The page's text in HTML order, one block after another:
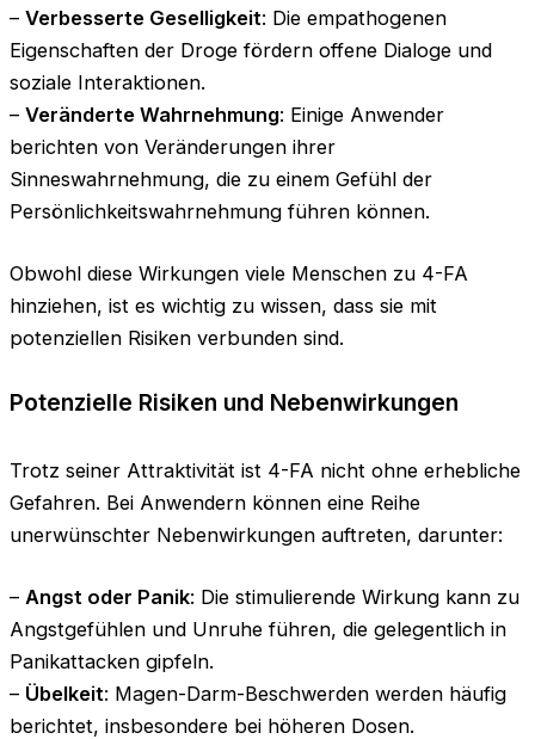
– Verbesserte Geselligkeit: Die empathogenen
Eigenschaften der Droge fördern offene Dialoge und
soziale Interaktionen.
– Veränderte Wahrnehmung: Einige Anwender
berichten von Veränderungen ihrer
Sinneswahrnehmung, die zu einem Gefühl der
Persönlichkeitswahrnehmung führen können.
Obwohl diese Wirkungen viele Menschen zu 4-FA
hinziehen, ist es wichtig zu wissen, dass sie mit
potenziellen Risiken verbunden sind.
Potenzielle Risiken und Nebenwirkungen
Trotz seiner Attraktivität ist 4-FA nicht ohne erhebliche
Gefahren. Bei Anwendern können eine Reihe
unerwünschter Nebenwirkungen auftreten, darunter:
– Angst oder Panik: Die stimulierende Wirkung kann zu
Angstgefühlen und Unruhe führen, die gelegentlich in
Panikattacken gipfeln.
– Übelkeit: Magen-Darm-Beschwerden werden häufig
berichtet, insbesondere bei höheren Dosen.